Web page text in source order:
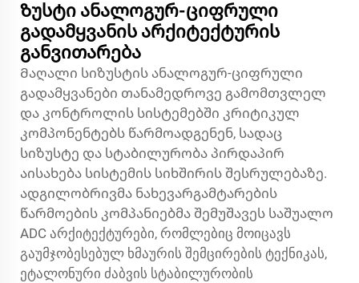
Ზუსტი ანალოგურ-ციფრული
გადამყვანის არქიტექტურის
განვითარება
Მაღალი სიზუსტის ანალოგურ-ციფრული
გადამყვანები თანამედროვე გამომთვლელ
და კონტროლის სისტემებში კრიტიკულ
კომპონენტებს წარმოადგენენ, სადაც
სიზუსტე და სტაბილურობა პირდაპირ
აისახება სისტემის სიხშირის შესრულებაზე.
ადგილობრივმა ნახევარგამტარების
წარმოების კომპანიებმა შემუშავეს საშუალო
ADC არქიტექტურები, რომლებიც მოიცავს
გაუმჯობესებულ ხმაურის შემცირების ტექნიკას,
ეტალონური ძაბვის სტაბილურობის